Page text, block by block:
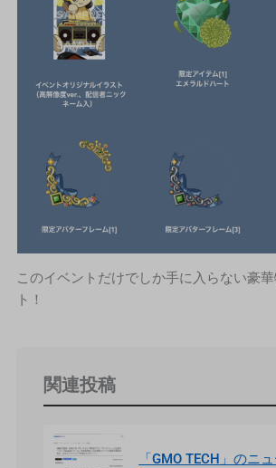
このイベントだけでしか手に入らない豪
ト！
関連投稿
「GMO TECH」のニ